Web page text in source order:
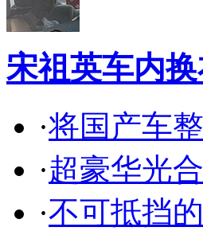
宋祖英车内
·将国产车
·超豪华光
·不可抵挡